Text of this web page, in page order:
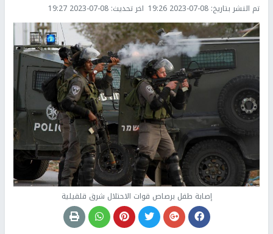
تم النشر بتاريخ: 2023-07-08 19:26 اخر تحديث: 2023-07-08 19:27
إصابة طفل برصاص قوات الاحتلال شرق قلقيلية